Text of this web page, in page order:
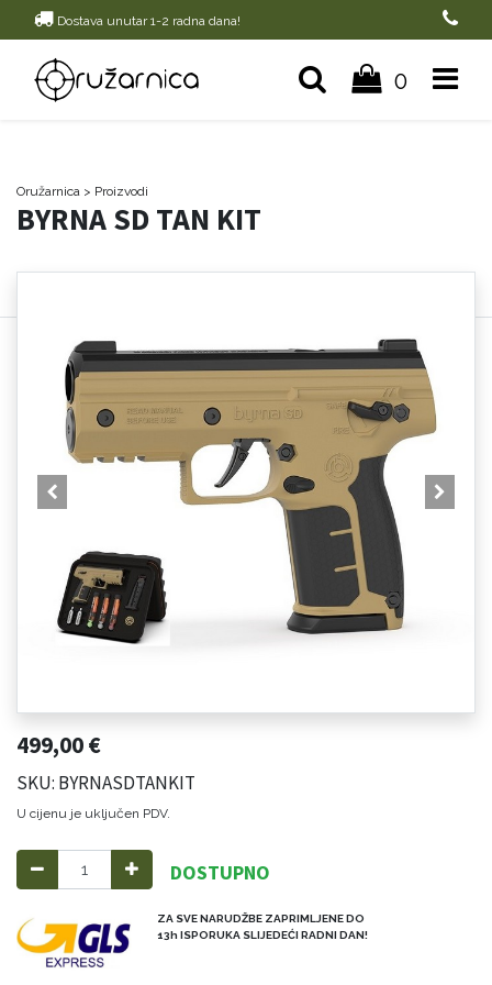
Dostava unutar 1-2 radna dana!
0
Oružarnica > Proizvodi
BYRNA SD TAN KIT
499,00€
SKU: BYRNASDTANKIT
U cijenu je uključen PDV.
DOSTUPNO
ZA SVE NARUDŽBE ZAPRIMLJENE DO
13h ISPORUKA SLIJEDEĆI RADNI DAN!